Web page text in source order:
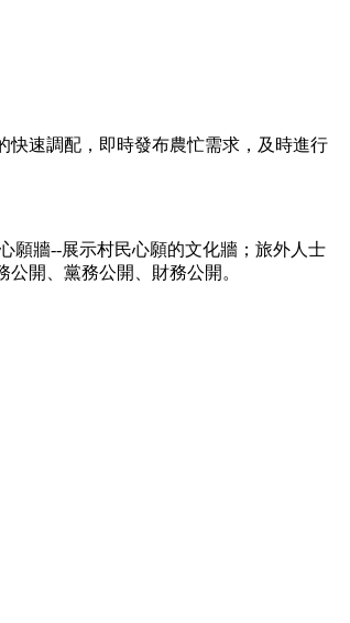
快速調配，即時發布農忙需求，及時進行
願牆--展示村民心願的文化牆；旅外人士
開、黨務公開、財務公開。